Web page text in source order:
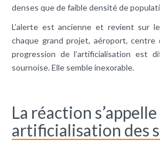
denses que de faible densité de
L’alerte est ancienne et revient sur
chaque grand projet, aéroport, centre
progression de l’artificialisation est
sournoise. Elle semble inexorable.
La réaction
artificialisation des